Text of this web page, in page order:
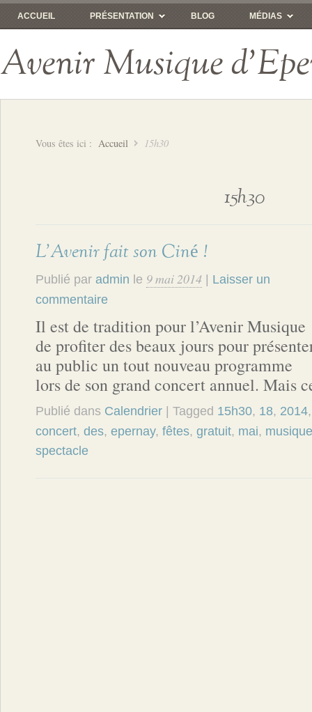
ACCUEIL PRÉSENTATION BLOG MÉDIAS
Avenir Musique
Vous êtes ici : Accueil 15h30
15h30
L’Avenir fait son Ciné !
Publié par admin le 9 mai 2014
Laisser un
commentaire
Il est de tradition pour l’Avenir Musique
de profiter des beaux jours pour
au public un tout nouveau programme
lors de son grand concert annuel.
Publié dans Calendrier | Tagged 15h30, 18, 2014
concert, des, epernay, fêtes, gratuit, mai, musique
spectacle